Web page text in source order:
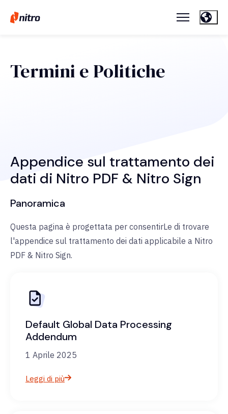
Termini e Politiche
Appendice sul trattamento dei
dati di Nitro PDF & Nitro Sign
Panoramica
Questa pagina è progettata per consentirLe di trovare
l'appendice sul trattamento dei dati applicabile a Nitro
PDF & Nitro Sign.
Default Global Data Processing
Addendum
1 Aprile 2025
Leggi di più